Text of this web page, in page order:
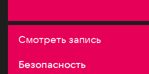
Смотреть запись
Безопасность